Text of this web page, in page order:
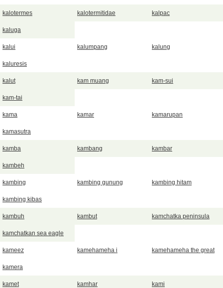
kalotermes kalotermitidae kalpac
kaluga
kalui kalumpang kalung
kaluresis
kalut kam muang kam-sui
kam-tai
kama kamar kamarupan
kamasutra
kamba kambang kambar
kambeh
kambing kambing gunung kambing hitam
kambing kibas
kambuh kambut kamchatka peninsula
kamchatkan sea eagle
kameez kamehameha i kamehameha the great
kamera
kamet kamhar kami